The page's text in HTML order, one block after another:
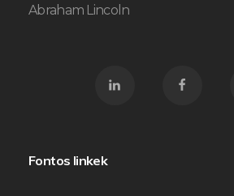
Abraham Lincoln
Fontos linkek